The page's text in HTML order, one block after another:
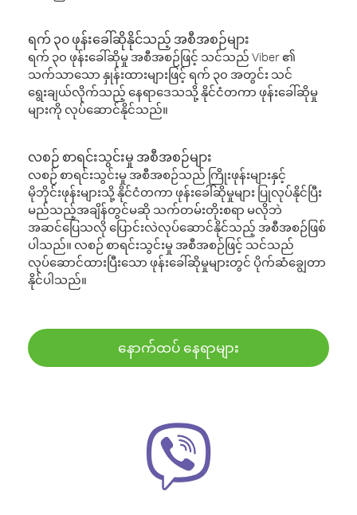
ရက် ၃၀ ဖုန်းခေါ်ဆိုနိုင်သည့် အစီအစဉ်များ
ရက် ၃၀ ဖုန်းခေါ်ဆိုမှု အစီအစဉ်ဖြင့် သင်သည် Viber ၏
သက်သာသော နှုန်းထားများဖြင့် ရက် ၃၀ အတွင်း သင်
ရွေးချယ်လိုက်သည့် နေရာဒေသသို့ နိုင်ငံတကာ ဖုန်းခေါ်ဆိုမှု
များကို လုပ်ဆောင်နိုင်သည်။
လစဉ် စာရင်းသွင်းမှု အစီအစဉ်များ
လစဉ် စာရင်းသွင်းမှု အစီအစဉ်သည် ကြိုးဖုန်းများနှင့်
မိုဘိုင်းဖုန်းများသို့ နိုင်ငံတကာ ဖုန်းခေါ်ဆိုမှုများ ပြုလုပ်နိုင်ပြီး
မည်သည့်အချိန်တွင်မဆို သက်တမ်းတိုးစရာ မလိုဘဲ
အဆင်ပြေသလို ပြောင်းလဲလုပ်ဆောင်နိုင်သည့် အစီအစဉ်ဖြစ်
ပါသည်။ လစဉ် စာရင်းသွင်းမှု အစီအစဉ်ဖြင့် သင်သည်
လုပ်ဆောင်ထားပြီးသော ဖုန်းခေါ်ဆိုမှုများတွင် ပိုက်ဆံချွေတာ
နိုင်ပါသည်။
နောက်ထပ် နေရာများ